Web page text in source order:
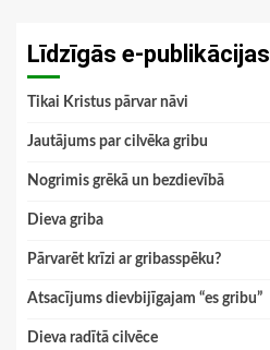
Līdzīgās e-publikācijas
Tikai Kristus pārvar nāvi
Jautājums par cilvēka gribu
Nogrimis grēkā un bezdievībā
Dieva griba
Pārvarēt krīzi ar gribasspēku?
Atsacījums dievbijīgajam “es gribu”
Dieva radītā cilvēce